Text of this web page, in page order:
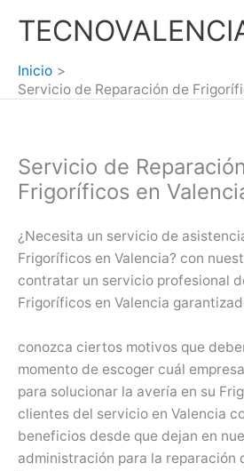
Inicio
Servicio de Reparación de
Servicio de
Frigoríficos en
¿Necesita un servicio de
Frigoríficos en Valencia? con
contratar un servicio profesional
Frigoríficos en Valencia
conozca ciertos motivos que
momento de escoger cuál
para solucionar la avería en su
clientes del servicio en Valencia
beneficios desde que dejan en
administración para la reparación